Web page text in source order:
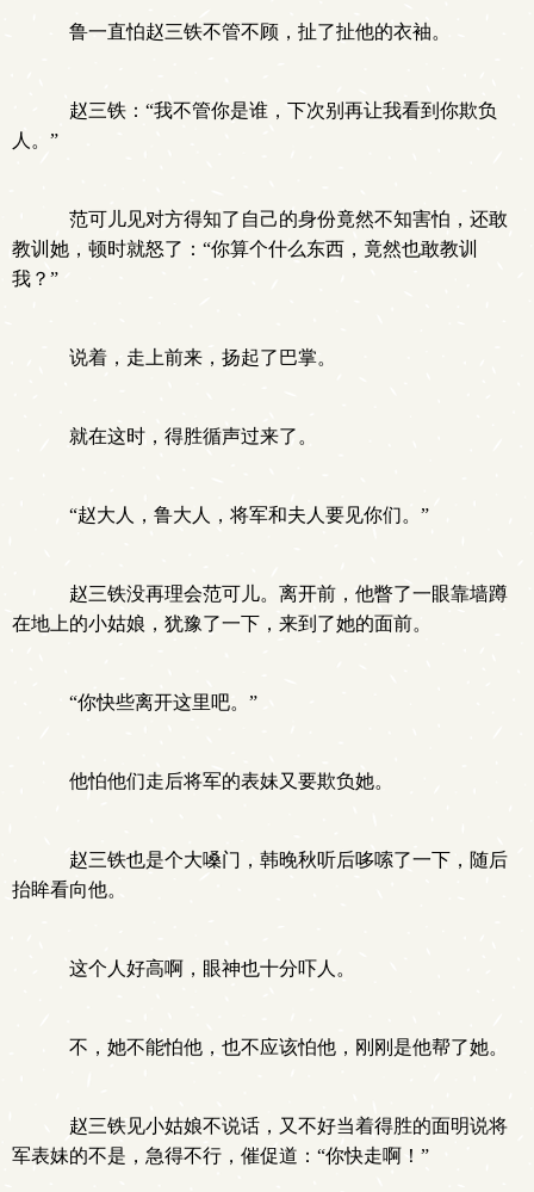
鲁一直怕赵三铁不管不顾，扯了扯他的衣袖。
赵三铁：“我不管你是谁，下次别再让我看到你欺负
人。”
范可儿见对方得知了自己的身份竟然不知害怕，还敢
教训她，顿时就怒了：“你算个什么东西，竟然也敢教训
我？”
说着，走上前来，扬起了巴掌。
就在这时，得胜循声过来了。
“赵大人，鲁大人，将军和夫人要见你们。”
赵三铁没再理会范可儿。离开前，他瞥了一眼靠墙蹲
在地上的小姑娘，犹豫了一下，来到了她的面前。
“你快些离开这里吧。”
他怕他们走后将军的表妹又要欺负她。
赵三铁也是个大嗓门，韩晚秋听后哆嗦了一下，随后
抬眸看向他。
这个人好高啊，眼神也十分吓人。
不，她不能怕他，也不应该怕他，刚刚是他帮了她。
赵三铁见小姑娘不说话，又不好当着得胜的面明说将
军表妹的不是，急得不行，催促道：“你快走啊！”